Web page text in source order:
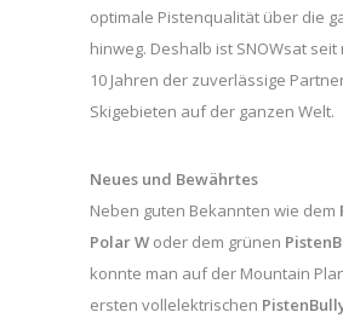
optimale Pistenqualität über die
hinweg. Deshalb ist SNOWsat
10 Jahren der zuverlässige
Skigebieten auf der ganzen Welt.
Neues und Bewährtes
Neben guten Bekannten wie dem
Polar W oder dem grünen
konnte man auf der Mountain
ersten vollelektrischen